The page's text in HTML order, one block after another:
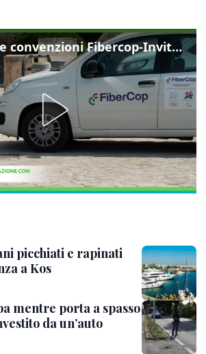
Sottoscritte le convenzioni Fibercop-Invitalia, fibra ottica per 477 mila civici
picchiati e rapinati
a Kos
mentre porta a spasso
da un’auto